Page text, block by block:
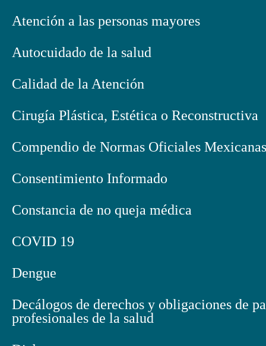
Atención a las personas mayores
Autocuidado de la salud
Calidad de la Atención
Cirugía Plástica, Estética o Reconstructiva
Compendio de Normas Oficiales Mexicanas
Consentimiento Informado
Constancia de no queja médica
COVID 19
Dengue
Decálogos de derechos y obligaciones de
profesionales de la salud